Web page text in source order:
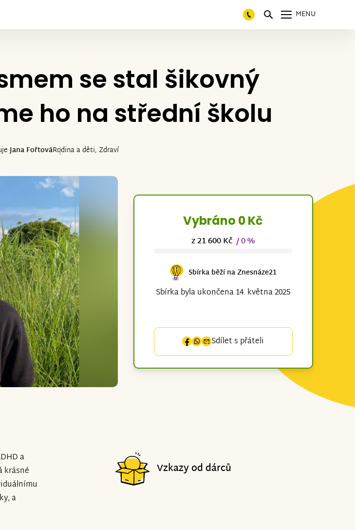
MENU
se stal šikovný
ho na střední školu
Jana FořtováRodina a děti, Zdraví
Vybráno 0 Kč
z 21 600 Kč/ 0 %
Sbírka běží na Znesnáze21
Sbírka byla ukončena 14. května 2025
Sdílet s přáteli
a
krásné
a
Vzkazy od dárců